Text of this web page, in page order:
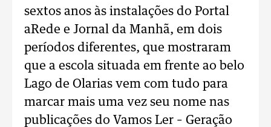
sextos anos às instalações do Portal
aRede e Jornal da Manhã, em dois
períodos diferentes, que mostraram
que a escola situada em frente ao belo
Lago de Olarias vem com tudo para
marcar mais uma vez seu nome nas
publicações do Vamos Ler – Geração